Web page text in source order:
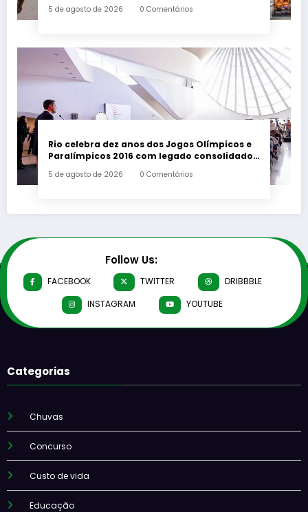
5 de agosto de 2026 0 Comentários
Rio celebra dez anos dos Jogos Olímpicos e
Paralímpicos 2016 com legado consolidado
5 de agosto de 2026 0 Comentários
Follow Us:
FACEBOOK TWITTER
DRIBBBLE
INSTAGRAM
YOUTUBE
Categorias
Chuvas
Concurso
Custo de vida
Educação